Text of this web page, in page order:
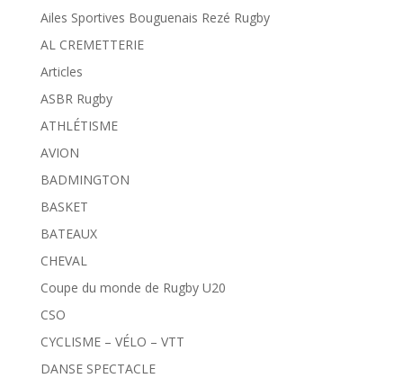
Ailes Sportives Bouguenais Rezé Rugby
AL CREMETTERIE
Articles
ASBR Rugby
ATHLÉTISME
AVION
BADMINGTON
BASKET
BATEAUX
CHEVAL
Coupe du monde de Rugby U20
CSO
CYCLISME – VÉLO – VTT
DANSE SPECTACLE